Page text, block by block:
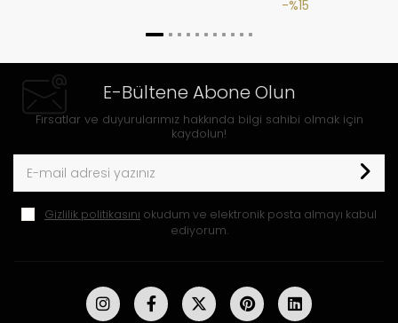
%15
E-Bültene Abone Olun
Fırsatlar ve duyurularımız hakkında bilgi sahibi olmak için
kaydolun!
Gizlilik politikasını okudum ve elektronik posta almayı kabul
ediyorum.